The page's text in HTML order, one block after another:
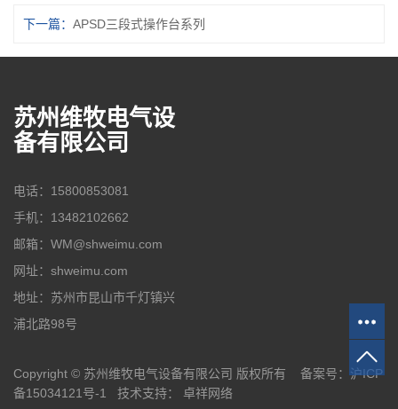
下一篇： APSD三段式操作台系列
苏州维牧电气设
备有限公司
电话：15800853081
手机：13482102662
邮箱：WM@shweimu.com
网址：shweimu.com
地址：苏州市昆山市千灯镇兴
浦北路98号
Copyright © 苏州维牧电气设备有限公司 版权所有 备案号：沪ICP
备15034121号-1
技术支持： 卓祥网络